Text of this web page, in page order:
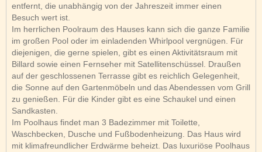
entfernt, die unabhängig von der Jahreszeit immer einen
Besuch wert ist.
Im herrlichen Poolraum des Hauses kann sich die ganze Familie
im großen Pool oder im einladenden Whirlpool vergnügen. Für
diejenigen, die gerne spielen, gibt es einen Aktivitätsraum mit
Billard sowie einen Fernseher mit Satellitenschüssel. Draußen
auf der geschlossenen Terrasse gibt es reichlich Gelegenheit,
die Sonne auf den Gartenmöbeln und das Abendessen vom Grill
zu genießen. Für die Kinder gibt es eine Schaukel und einen
Sandkasten.
Im Poolhaus findet man 3 Badezimmer mit Toilette,
Waschbecken, Dusche und Fußbodenheizung. Das Haus wird
mit klimafreundlicher Erdwärme beheizt. Das luxuriöse Poolhaus